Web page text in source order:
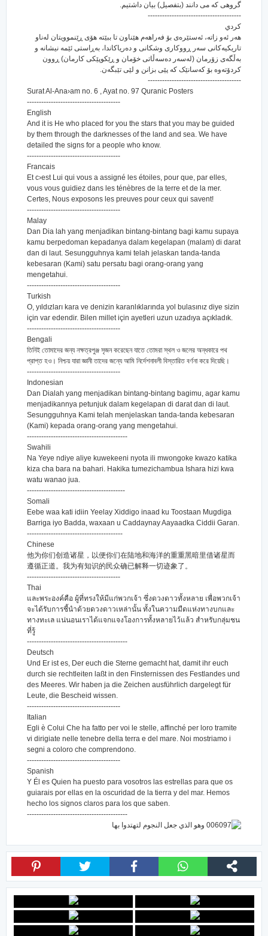
گروهی که می دانند (بتفصیل) بیان داشتیم.
---------------------------------------
كردي
هه‌ر ئه‌و زاته‌، ئه‌ستێره‌ی بۆ فه‌راهه‌م هێناون تا ببێته هۆی ڕێنموویتان له‌ناو
تاریکیه‌کانی سه‌ر ڕووکاری وشکانی و ده‌ریاکاندا، به‌ڕاستی ئێمه نیشانه و
به‌ڵگه‌ی زۆرمان (له‌سه‌ر ده‌سه‌ڵاتی خۆمان و ڕێکوپێکی کارمان) ڕوون
کردۆته‌وه بۆ که‌سانێک که پێی بزانن و لێی تێبگه‌ن.
---------------------------------------
Surat Al-Ana›am no. 6 , Ayat no. 97 Quranic Posters
---------------------------------------
English
And it is He who placed for you the stars that you may be guided
by them through the darknesses of the land and sea. We have
detailed the signs for a people who know.
---------------------------------------
Francais
Et c›est Lui qui vous a assigné les étoiles, pour que, par elles,
vous vous guidiez dans les ténèbres de la terre et de la mer.
Certes, Nous exposons les preuves pour ceux qui savent!
---------------------------------------
Malay
Dan Dia lah yang menjadikan bintang-bintang bagi kamu supaya
kamu berpedoman kepadanya dalam kegelapan (malam) di darat
dan di laut. Sesungguhnya kami telah jelaskan tanda-tanda
kebesaran (Kami) satu persatu bagi orang-orang yang
mengetahui.
---------------------------------------
Turkish
O, yıldızları kara ve denizin karanlıklarında yol bulasınız diye sizin
için var edendir. Bilen millet için ayetleri uzun uzadıya açıkladık.
---------------------------------------
Bengali
তিনিই তোমাদের জন্য নক্ষত্রপুঞ্জ সৃজন করেছেন যাতে তোমরা স্থল ও জলের অন্ধকারে পথ
প্রাপ্ত হও। নিশ্চয় যারা জ্ঞানী তাদের জন্যে আমি নির্দেশনাবলী বিস্তারিত বর্ণনা করে দিয়েছি।
---------------------------------------
Indonesian
Dan Dialah yang menjadikan bintang-bintang bagimu, agar kamu
menjadikannya petunjuk dalam kegelapan di darat dan di laut.
Sesungguhnya Kami telah menjelaskan tanda-tanda kebesaran
(Kami) kepada orang-orang yang mengetahui.
------------------------------------------
Swahili
Na Yeye ndiye aliye kuwekeeni nyota ili mwongoke kwazo katika
kiza cha bara na bahari. Hakika tumezichambua Ishara hizi kwa
watu wanao jua.
-----------------------------------------
Somali
Eebe waa kati idiin Yeelay Xiddigo inaad ku Toostaan Mugdiga
Barriga iyo Badda, waxaan u Caddaynay Aayaadka Ciddii Garan.
----------------------------------------
Chinese
他为你们创造诸星，以便你们在陆地和海洋的重重黑暗里借诸星而
遵循正道。我为有知识的民众确已解释一切迹象了。
---------------------------------------
Thai
และพระองค์คือ ผู้ที่ทรงให้มีแก่พวกเจ้า ซึ่งดวงดาวทั้งหลาย เพื่อพวกเจ้า
จะได้รับการชี้นำด้วยดวงดาวเหล่านั้น ทั้งในความมืดแห่งทางบกและ
ทางทะเล แน่นอนเราได้แจกแจงโองการทั้งหลายไว้แล้ว สำหรับกลุ่มชน
ที่รู้
------------------------------------------
Deutsch
Und Er ist es, Der euch die Sterne gemacht hat, damit ihr euch
durch sie rechtleiten laßt in den Finsternissen des Festlandes und
des Meeres. Wir haben ja die Zeichen ausführlich dargelegt für
Leute, die Bescheid wissen.
---------------------------------------
Italian
Egli è Colui Che ha fatto per voi le stelle, affinché per loro tramite
vi dirigiate nelle tenebre della terra e del mare. Noi mostriamo i
segni a coloro che comprendono.
---------------------------------------
Spanish
Y Él es Quien ha puesto para vosotros las estrellas para que os
guiarais por ellas en la oscuridad de la tierra y del mar. Hemos
hecho los signos claros para los que saben.
------------------------------------------